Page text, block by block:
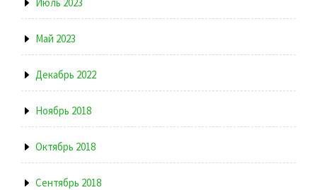
Май 2023
Декабрь 2022
Ноябрь 2018
Октябрь 2018
Сентябрь 2018